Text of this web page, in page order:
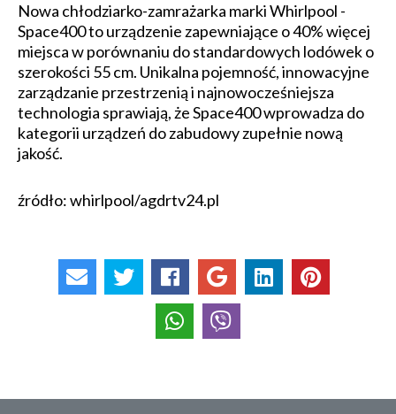
Nowa chłodziarko-zamrażarka marki Whirlpool -
Space400 to urządzenie zapewniające o 40% więcej
miejsca w porównaniu do standardowych lodówek o
szerokości 55 cm. Unikalna pojemność, innowacyjne
zarządzanie przestrzenią i najnowocześniejsza
technologia sprawiają, że Space400 wprowadza do
kategorii urządzeń do zabudowy zupełnie nową
jakość.
źródło: whirlpool/agdrtv24.pl